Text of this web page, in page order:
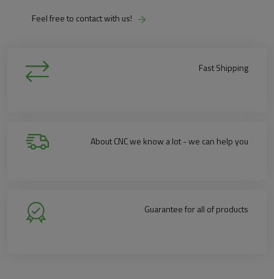
Fast Shipping
About CNC we know a lot - we can help you
Guarantee for all of products
Feel free to contact with us!